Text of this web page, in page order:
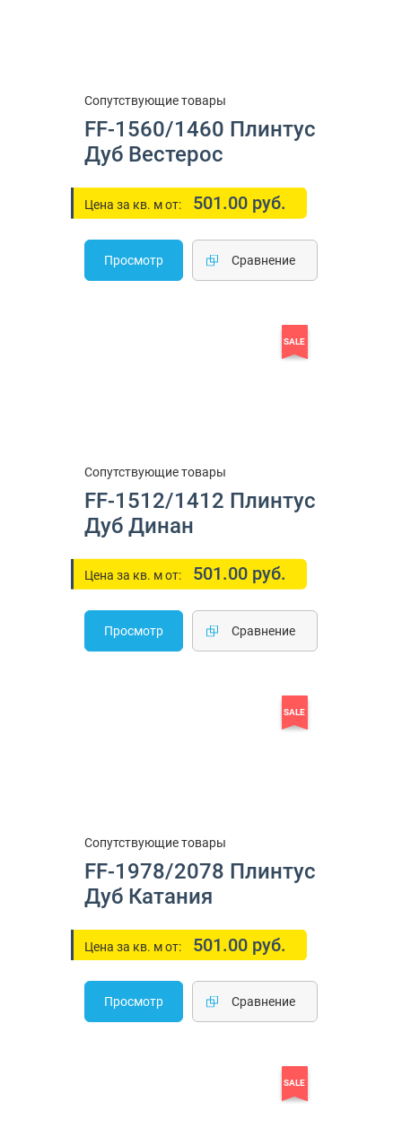
Сопутствующие товары
FF-1560/1460 Плинтус
Дуб Вестерос
Цена за кв. м от: 501.00 руб.
Просмотр Cравнение
SALE
Сопутствующие товары
FF-1512/1412 Плинтус
Дуб Динан
Цена за кв. м от: 501.00 руб.
Просмотр Cравнение
SALE
Сопутствующие товары
FF-1978/2078 Плинтус
Дуб Катания
Цена за кв. м от: 501.00 руб.
Просмотр Cравнение
SALE